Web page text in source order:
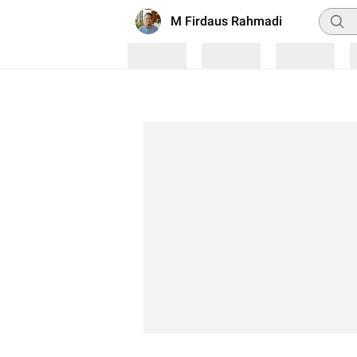
M Firdaus Rahmadi